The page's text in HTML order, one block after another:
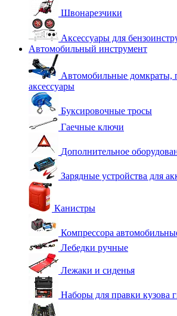
Швонарезчики
Аксессуары для
Автомобильный инструмент
Автомобильные домкраты,
аксессуары
Буксировочные тросы
Гаечные ключи
Дополнительное
Зарядные устройства для
Канистры
Компрессора
Лебедки ручные
Лежаки и сиденья
Наборы для правки кузова